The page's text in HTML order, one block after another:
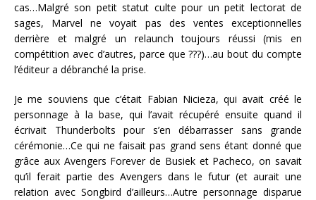
cas…Malgré son petit statut culte pour un petit lectorat de
sages, Marvel ne voyait pas des ventes exceptionnelles
derrière et malgré un relaunch toujours réussi (mis en
compétition avec d’autres, parce que ???)…au bout du compte
l’éditeur a débranché la prise.
Je me souviens que c’était Fabian Nicieza, qui avait créé le
personnage à la base, qui l’avait récupéré ensuite quand il
écrivait Thunderbolts pour s’en débarrasser sans grande
cérémonie…Ce qui ne faisait pas grand sens étant donné que
grâce aux Avengers Forever de Busiek et Pacheco, on savait
qu’il ferait partie des Avengers dans le futur (et aurait une
relation avec Songbird d’ailleurs…Autre personnage disparue